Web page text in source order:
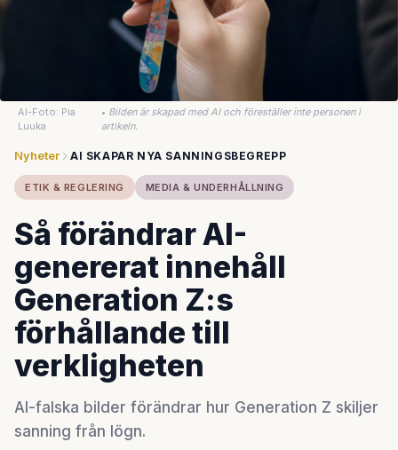
AI-Foto: Pia
Luuka
• Bilden är skapad med AI och föreställer inte personen i
artikeln.
Nyheter AI SKAPAR NYA SANNINGSBEGREPP
ETIK & REGLERING MEDIA & UNDERHÅLLNING
Så förändrar AI-
genererat innehåll
Generation Z:s
förhållande till
verkligheten
AI-falska bilder förändrar hur Generation Z skiljer
sanning från lögn.